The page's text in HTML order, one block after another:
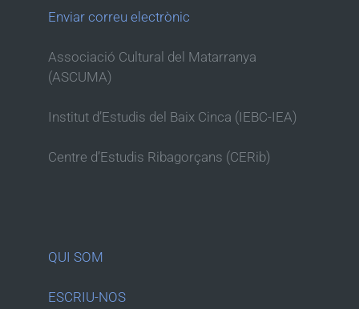
Enviar correu electrònic
Associació Cultural del Matarranya
(ASCUMA)
Institut d’Estudis del Baix Cinca (IEBC-IEA)
Centre d’Estudis Ribagorçans (CERib)
QUI SOM
ESCRIU-NOS